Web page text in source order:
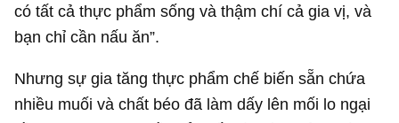
có tất cả thực phẩm sống và thậm chí cả gia vị, và
bạn chỉ cần nấu ăn”.
Nhưng sự gia tăng thực phẩm chế biến sẵn chứa
nhiều muối và chất béo đã làm dấy lên mối lo ngại